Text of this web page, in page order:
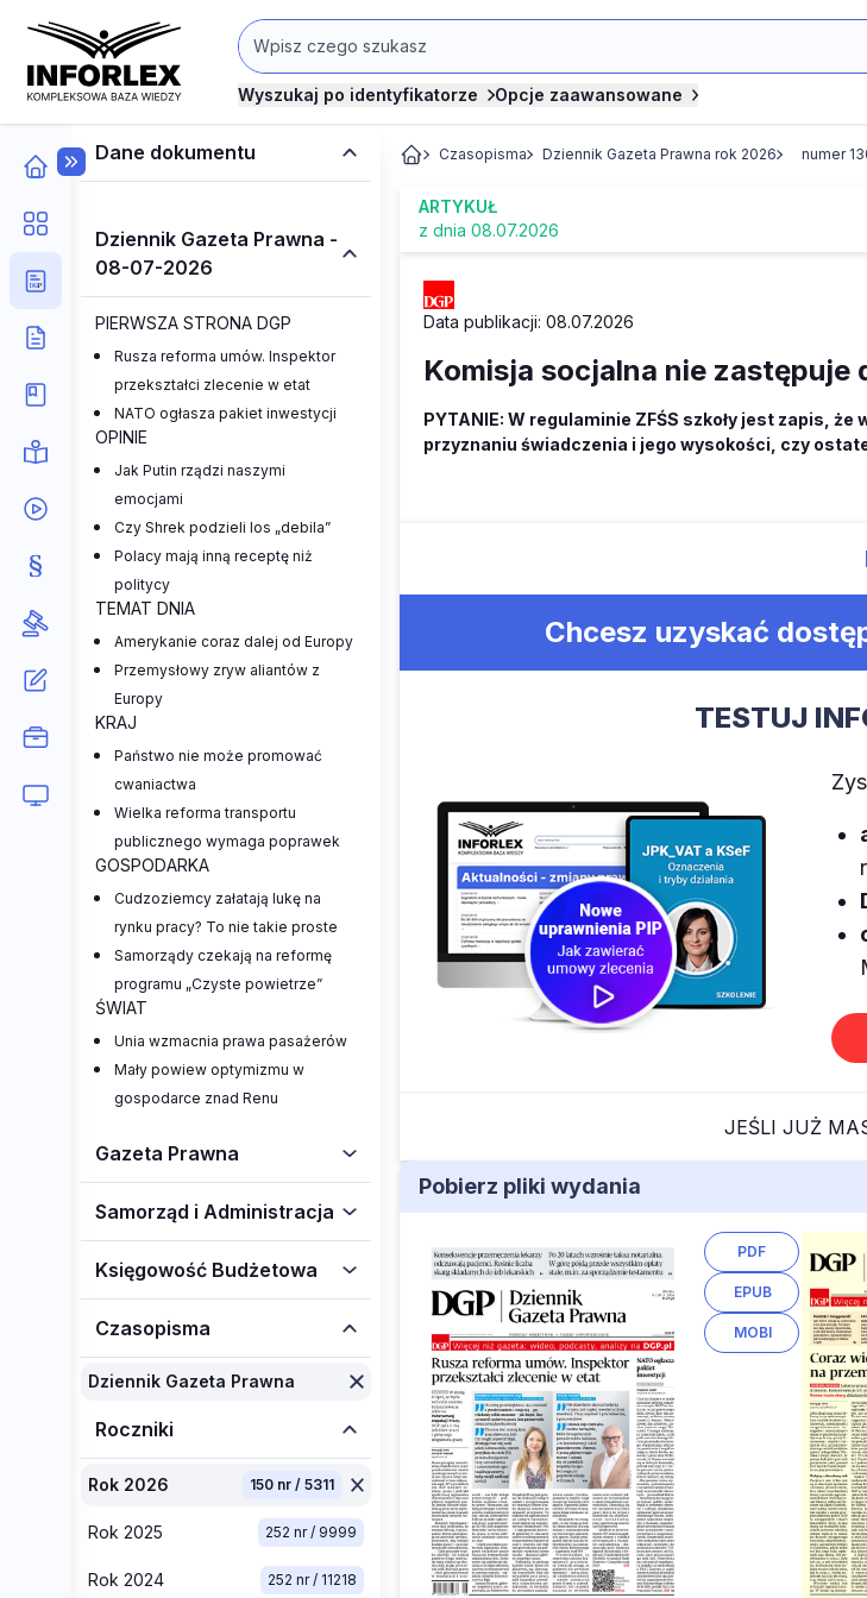
Wyszukaj po identyfikatorze Opcje zaawansowane
Dane dokumentu
Dziennik Gazeta Prawna -
08-07-2026
PIERWSZA STRONA DGP
Rusza reforma umów. Inspektor
przekształci zlecenie w etat
NATO ogłasza pakiet inwestycji
OPINIE
Jak Putin rządzi naszymi
emocjami
Czy Shrek podzieli los „debila”
Polacy mają inną receptę niż
politycy
TEMAT DNIA
Amerykanie coraz dalej od Europy
Przemysłowy zryw aliantów z
Europy
KRAJ
Państwo nie może promować
cwaniactwa
Wielka reforma transportu
publicznego wymaga poprawek
GOSPODARKA
Cudzoziemcy załatają lukę na
rynku pracy? To nie takie proste
Samorządy czekają na reformę
programu „Czyste powietrze”
ŚWIAT
Unia wzmacnia prawa pasażerów
Mały powiew optymizmu w
gospodarce znad Renu
Gazeta Prawna
Samorząd i Administracja
Księgowość Budżetowa
Czasopisma
Dziennik Gazeta Prawna
Roczniki
Rok 2026 150 nr / 5311
Rok 2025 252 nr / 9999
Rok 2024 252 nr / 11218
Czasopisma Dziennik Gazeta Prawna rok 2026 numer
ARTYKUŁ
z dnia 08.07.2026
Data publikacji: 08.07.2026
Komisja socjalna nie zastępuje
PYTANIE: W regulaminie ZFŚS szkoły jest zapis,
przyznaniu świadczenia i jego wysokości, czy
Chcesz uzyskać
TESTUJ
JEŚLI JUŻ
Pobierz pliki wydania
PDF
EPUB
MOBI